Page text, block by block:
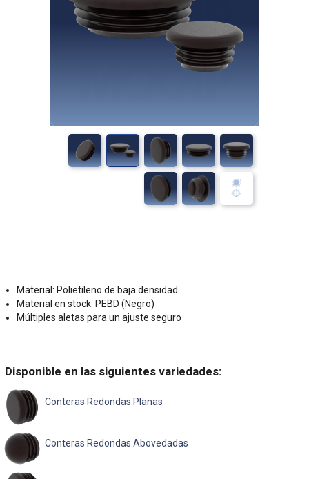
Material: Polietileno de baja densidad
Material en stock: PEBD (Negro)
Múltiples aletas para un ajuste seguro
Disponible en las siguientes variedades:
Conteras Redondas Planas
Conteras Redondas Abovedadas